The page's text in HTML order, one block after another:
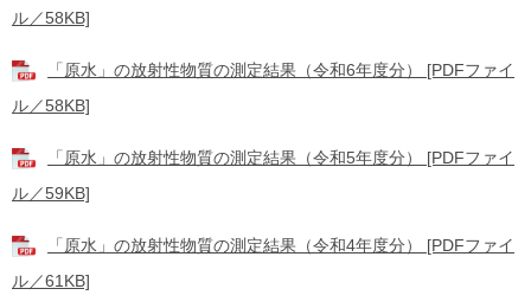
ル／58KB]
「原水」の放射性物質の測定結果（令和6年度分） [PDFファイ
ル／58KB]
「原水」の放射性物質の測定結果（令和5年度分） [PDFファイ
ル／59KB]
「原水」の放射性物質の測定結果（令和4年度分） [PDFファイ
ル／61KB]